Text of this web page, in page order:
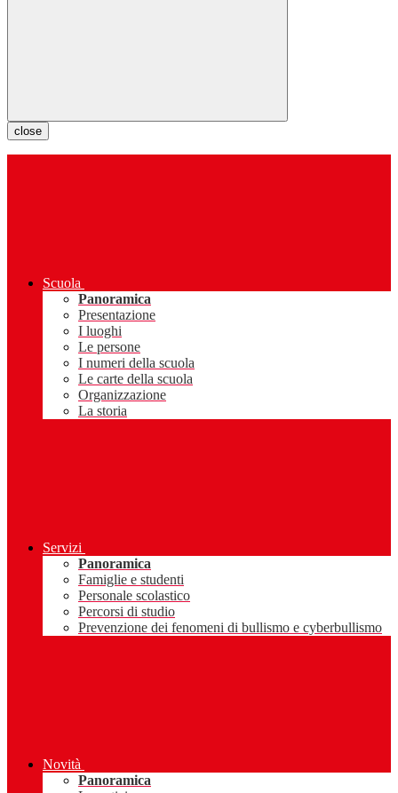
close
Scuola
Panoramica
Presentazione
I luoghi
Le persone
I numeri della scuola
Le carte della scuola
Organizzazione
La storia
Servizi
Panoramica
Famiglie e studenti
Personale scolastico
Percorsi di studio
Prevenzione dei fenomeni di bullismo e cyberbullismo
Novità
Panoramica